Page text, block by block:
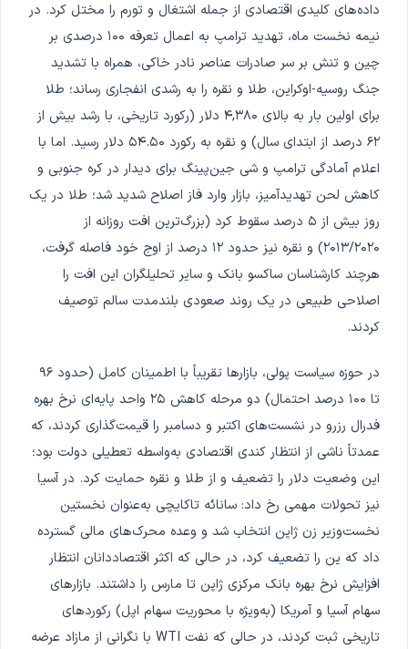
داده‌های کلیدی اقتصادی از جمله اشتغال و تورم را مختل کرد. در
نیمه نخست ماه، تهدید ترامپ به اعمال تعرفه ۱۰۰ درصدی بر
چین و تنش بر سر صادرات عناصر نادر خاکی، همراه با تشدید
جنگ روسیه-اوکراین، طلا و نقره را به رشدی انفجاری رساند؛ طلا
برای اولین بار به بالای ۴,۳۸۰ دلار (رکورد تاریخی، با رشد بیش از
۶۲ درصد از ابتدای سال) و نقره به رکورد ۵۴.۵۰ دلار رسید. اما با
اعلام آمادگی ترامپ و شی جین‌پینگ برای دیدار در کره جنوبی و
کاهش لحن تهدیدآمیز، بازار وارد فاز اصلاح شدید شد؛ طلا در یک
روز بیش از ۵ درصد سقوط کرد (بزرگ‌ترین افت روزانه از
۲۰۱۳/۲۰۲۰) و نقره نیز حدود ۱۲ درصد از اوج خود فاصله گرفت،
هرچند کارشناسان ساکسو بانک و سایر تحلیلگران این افت را
اصلاحی طبیعی در یک روند صعودی بلندمدت سالم توصیف
کردند.
در حوزه سیاست پولی، بازارها تقریباً با اطمینان کامل (حدود ۹۶
تا ۱۰۰ درصد احتمال) دو مرحله کاهش ۲۵ واحد پایه‌ای نرخ بهره
فدرال رزرو در نشست‌های اکتبر و دسامبر را قیمت‌گذاری کردند، که
عمدتاً ناشی از انتظار کندی اقتصادی به‌واسطه تعطیلی دولت بود؛
این وضعیت دلار را تضعیف و از طلا و نقره حمایت کرد. در آسیا
نیز تحولات مهمی رخ داد: سانائه تاکایچی به‌عنوان نخستین
نخست‌وزیر زن ژاپن انتخاب شد و وعده محرک‌های مالی گسترده
داد که ین را تضعیف کرد، در حالی که اکثر اقتصاددانان انتظار
افزایش نرخ بهره بانک مرکزی ژاپن تا مارس را داشتند. بازارهای
سهام آسیا و آمریکا (به‌ویژه با محوریت سهام اپل) رکوردهای
تاریخی ثبت کردند، در حالی که نفت WTI با نگرانی از مازاد عرضه